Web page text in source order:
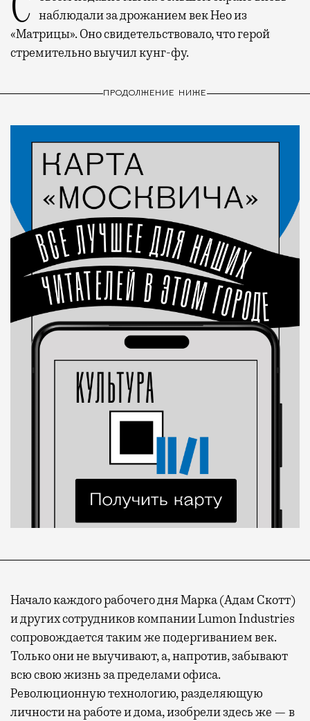
Совсем недавно мы на большом экране вновь наблюдали за дрожанием век Нео из
«Матрицы». Оно свидетельствовало, что герой
стремительно выучил кунг-фу.
ПРОДОЛЖЕНИЕ НИЖЕ
Начало каждого рабочего дня Марка (Адам Скотт)
и других сотрудников компании Lumon Industries
сопровождается таким же подергиванием век.
Только они не выучивают, а, напротив, забывают
всю свою жизнь за пределами офиса.
Революционную технологию, разделяющую
личности на работе и дома, изобрели здесь же — в